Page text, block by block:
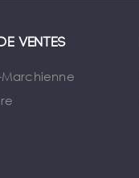
ventes
Marchienne